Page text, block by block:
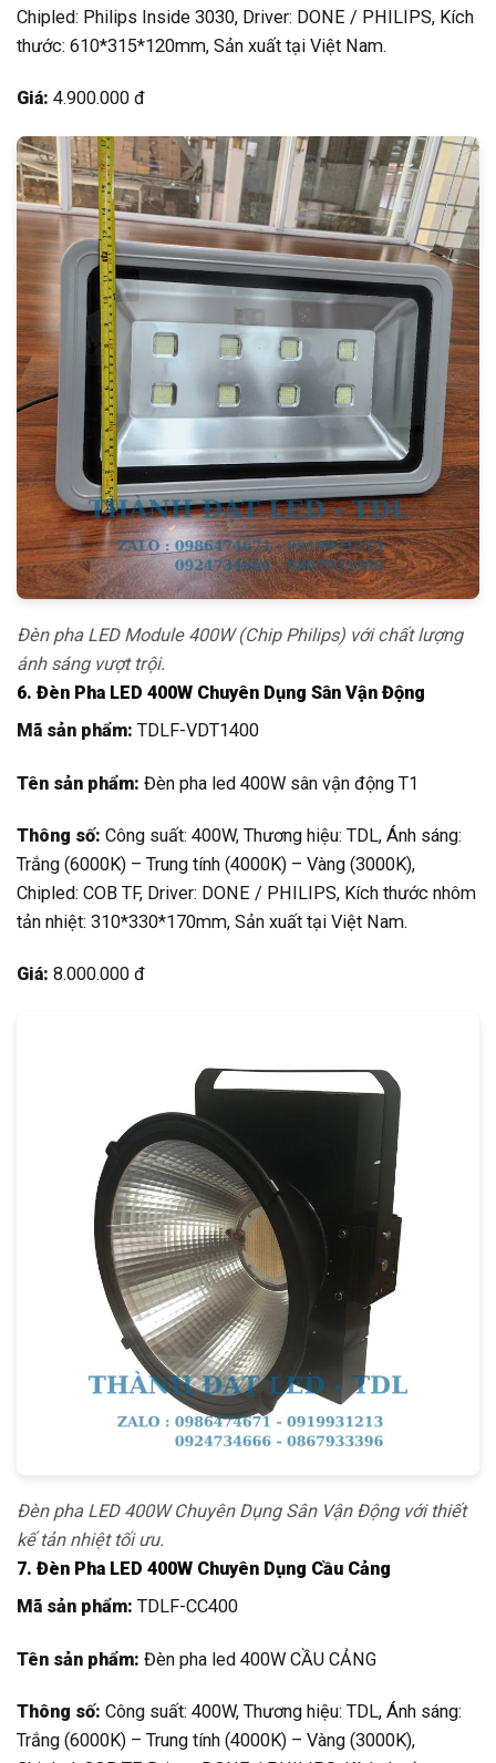
Chipled: Philips Inside 3030, Driver: DONE / PHILIPS, Kích
thước: 610*315*120mm, Sản xuất tại Việt Nam.
Giá: 4.900.000 đ
Đèn pha LED Module 400W (Chip Philips) với chất lượng
ánh sáng vượt trội.
6. Đèn Pha LED 400W Chuyên Dụng Sân Vận Động
Mã sản phẩm: TDLF-VDT1400
Tên sản phẩm: Đèn pha led 400W sân vận động T1
Thông số: Công suất: 400W, Thương hiệu: TDL, Ánh sáng:
Trắng (6000K) – Trung tính (4000K) – Vàng (3000K),
Chipled: COB TF, Driver: DONE / PHILIPS, Kích thước nhôm
tản nhiệt: 310*330*170mm, Sản xuất tại Việt Nam.
Giá: 8.000.000 đ
Đèn pha LED 400W Chuyên Dụng Sân Vận Động với thiết
kế tản nhiệt tối ưu.
7. Đèn Pha LED 400W Chuyên Dụng Cầu Cảng
Mã sản phẩm: TDLF-CC400
Tên sản phẩm: Đèn pha led 400W CẦU CẢNG
Thông số: Công suất: 400W, Thương hiệu: TDL, Ánh sáng:
Trắng (6000K) – Trung tính (4000K) – Vàng (3000K),